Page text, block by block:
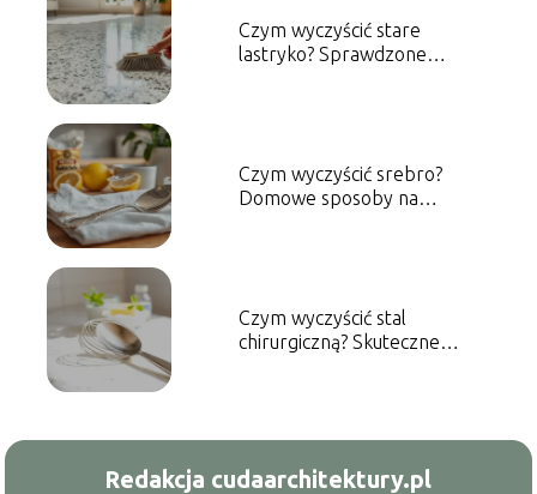
Czym wyczyścić stare
lastryko? Sprawdzone
Czym wyczyścić srebro?
Domowe sposoby na
Czym wyczyścić stal
chirurgiczną? Skuteczne
Redakcja cudaarchitektury.pl